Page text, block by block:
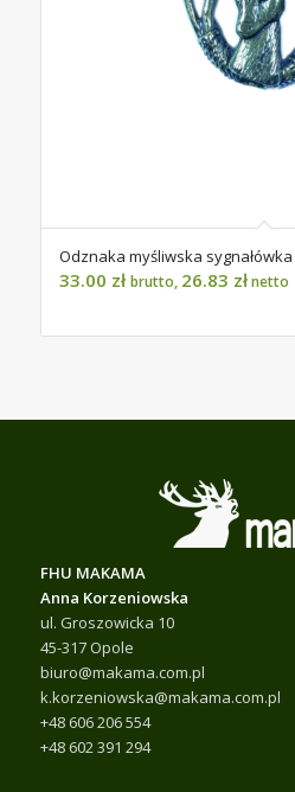
Odznaka myśliwska sygnałówka
33.00 zł brutto, 26.83 złnetto
FHU MAKAMA
Anna Korzeniowska
ul. Groszowicka 10
45-317 Opole
biuro@makama.com.pl
k.korzeniowska@makama.com.pl
+48 606 206 554
+48 602 391 294